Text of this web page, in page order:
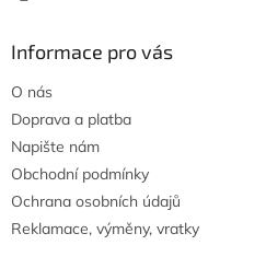
Informace pro vás
O nás
Doprava a platba
Napište nám
Obchodní podmínky
Ochrana osobních údajů
Reklamace, výměny, vratky